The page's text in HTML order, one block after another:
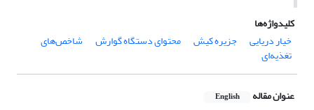
کلیدواژه‌ها
خیار دریایی
جزیره کیش محتوای دستگاه گوارش شاخص‌های
تغذیه‌ای
عنوان مقاله English